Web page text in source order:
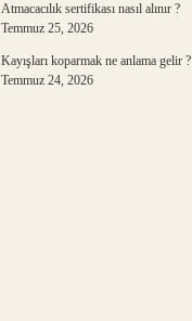
Atmacacılık sertifikası nasıl alınır ?
Temmuz 25, 2026
Kayışları koparmak ne anlama gelir ?
Temmuz 24, 2026